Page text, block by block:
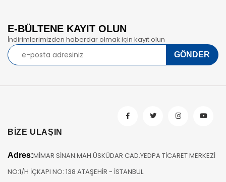
E-BÜLTENE KAYIT OLUN
İndirimlerimizden haberdar olmak için kayıt olun
BİZE ULAŞIN
Adres:MİMAR SİNAN.MAH.ÜSKÜDAR CAD.YEDPA TİCARET MERKEZİ
NO:1/H İÇKAPI NO: 138 ATAŞEHİR - İSTANBUL